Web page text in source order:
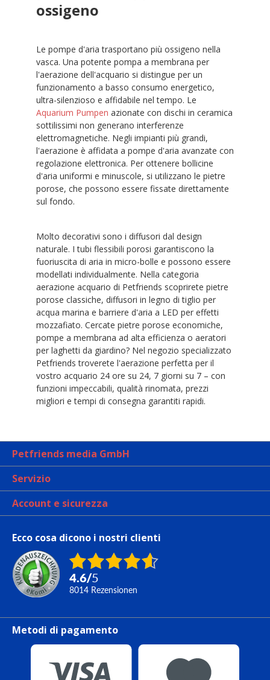
ossigeno
Le pompe d'aria trasportano più ossigeno nella
vasca. Una potente pompa a membrana per
l'aerazione dell'acquario si distingue per un
funzionamento a basso consumo energetico,
ultra-silenzioso e affidabile nel tempo. Le
Aquarium Pumpen azionate con dischi in ceramica
sottilissimi non generano interferenze
elettromagnetiche. Negli impianti più grandi,
l'aerazione è affidata a pompe d'aria avanzate con
regolazione elettronica. Per ottenere bollicine
d'aria uniformi e minuscole, si utilizzano le pietre
porose, che possono essere fissate direttamente
sul fondo.
Molto decorativi sono i diffusori dal design
naturale. I tubi flessibili porosi garantiscono la
fuoriuscita di aria in micro-bolle e possono essere
modellati individualmente. Nella categoria
aerazione acquario di Petfriends scoprirete pietre
porose classiche, diffusori in legno di tiglio per
acqua marina e barriere d'aria a LED per effetti
mozzafiato. Cercate pietre porose economiche,
pompe a membrana ad alta efficienza o aeratori
per laghetti da giardino? Nel negozio specializzato
Petfriends troverete l'aerazione perfetta per il
vostro acquario 24 ore su 24, 7 giorni su 7 – con
funzioni impeccabili, qualità rinomata, prezzi
migliori e tempi di consegna garantiti rapidi.
Petfriends media GmbH
Servizio
Account e sicurezza
Ecco cosa dicono i nostri clienti
4.6/5
8014 Rezensionen
Metodi di pagamento